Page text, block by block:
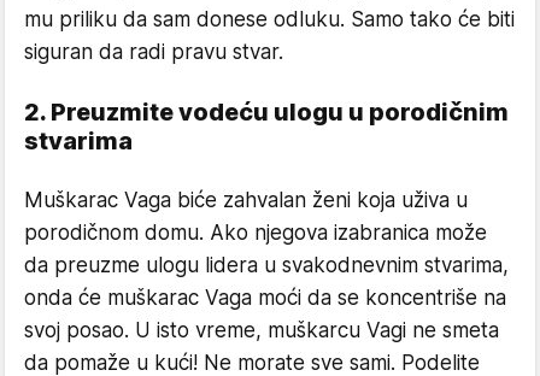
mu priliku da sam donese odluku. Samo tako će biti
siguran da radi pravu stvar.
2. Preuzmite vodeću ulogu u porodičnim
stvarima
Muškarac Vaga biće zahvalan ženi koja uživa u
porodičnom domu. Ako njegova izabranica može
da preuzme ulogu lidera u svakodnevnim stvarima,
onda će muškarac Vaga moći da se koncentriše na
svoj posao. U isto vreme, muškarcu Vagi ne smeta
da pomaže u kući! Ne morate sve sami. Podelite